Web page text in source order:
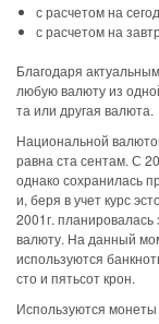
с расчетом на
с расчетом на
Благодаря
любую валюту из
та или другая валюта.
Национальной
равна ста сентам. С
однако сохранилась
и, беря в учет курс
2001г.
валюту. На данный
используются
сто и пятьсот крон.
Используются